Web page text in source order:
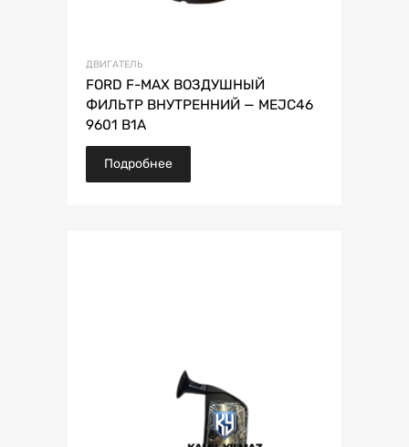
ДВИГАТЕЛЬ
FORD F-MAX ВОЗДУШНЫЙ
ФИЛЬТР ВНУТРЕННИЙ — MEJC46
9601 B1A
Подробнее